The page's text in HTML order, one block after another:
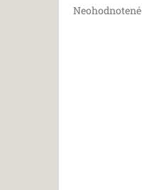
Priemerné
Neohodnotené